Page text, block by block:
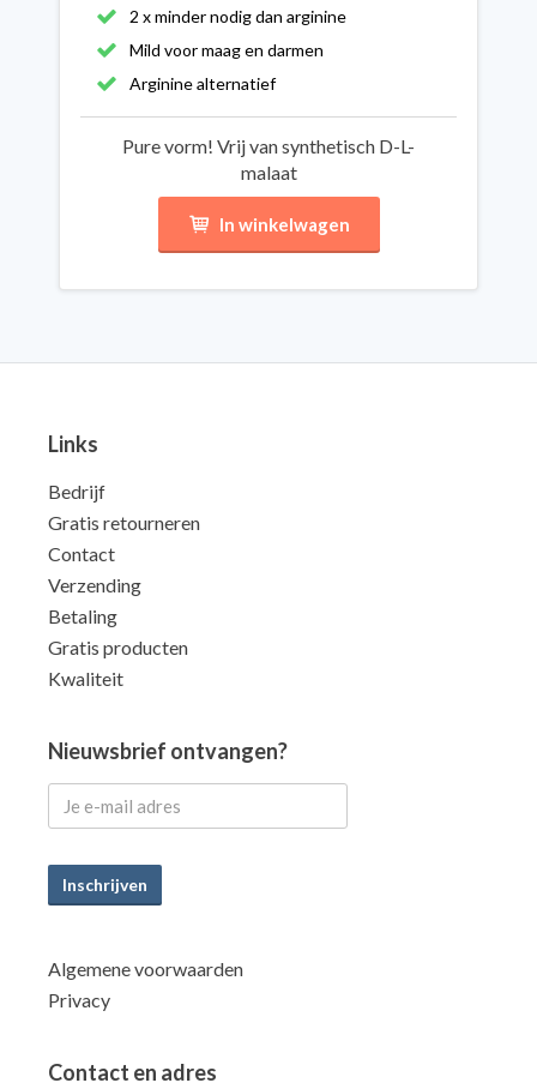
2 x minder nodig dan arginine
Mild voor maag en darmen
Arginine alternatief
Pure vorm! Vrij van synthetisch D-L-
malaat
In winkelwagen
Links
Bedrijf
Gratis retourneren
Contact
Verzending
Betaling
Gratis producten
Kwaliteit
Nieuwsbrief ontvangen?
Inschrijven
Algemene voorwaarden
Privacy
Contact en adres